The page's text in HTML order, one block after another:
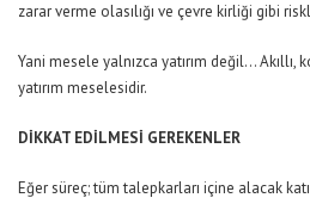
zarar verme olasılığı ve çevre kirliği gibi
Yani mesele yalnızca yatırım değil…
yatırım meselesidir.
DİKKAT EDİLMESİ GEREKENLER
Eğer süreç; tüm talepkarları içine alacak